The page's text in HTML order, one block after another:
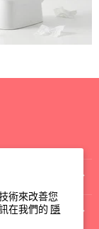
術來改善您
在我們的 隱